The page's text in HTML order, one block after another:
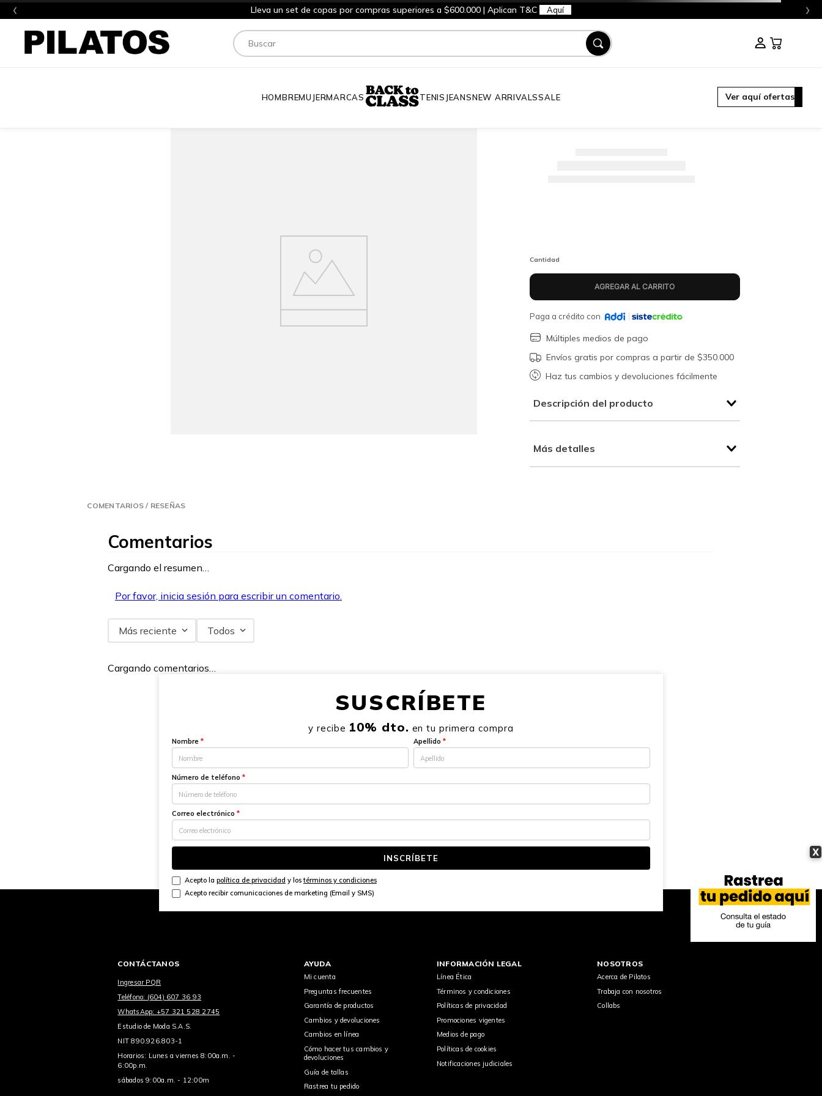
‹ Lleva un set de copas por compras superiores a $600.000 | Aplican T&C Aquí ›
Buscar
HOMBREMUJERMARCAS TENIS JEANSNEW ARRIVALSSALE Ver aquí ofertas
X
Cantidad
Paga a crédito con
Múltiples medios de pago
Envíos gratis por compras a partir de $350.000
Haz tus cambios y devoluciones fácilmente
Descripción del producto
Más detalles
COMENTARIOS / RESEÑAS
Comentarios
Cargando el resumen…
Por favor, inicia sesión para escribir un comentario.
Más reciente Todos
Cargando comentarios…
SUSCRÍBETE
y recibe 10% dto. en tu primera compra
Nombre * Apellido *
Número de teléfono *
Correo electrónico *
INSCRÍBETE
Acepto la política de privacidad y lostérminos y condiciones
Acepto recibir comunicaciones de marketing (Email y SMS)
CONTÁCTANOS
Ingresar PQR
Teléfono: (604) 607 36 93
WhatsApp: +57 321 528 2745
Estudio de Moda S.A.S.
NIT 890.926.803-1
Horarios: Lunes a viernes 8:00a.m. -
6:00p.m.
sábados 9:00a.m. - 12:00m
AYUDA
Mi cuenta
Preguntas frecuentes
Garantía de productos
Cambios y devoluciones
Cambios en línea
Cómo hacer tus cambios y
devoluciones
Guía de tallas
Rastrea tu pedido
INFORMACIÓN LEGAL
Línea Ética
Términos y condiciones
Políticas de privacidad
Promociones vigentes
Medios de pago
Políticas de cookies
Notificaciones judiciales
NOSOTROS
Acerca de Pilatos
Trabaja con nosotros
Collabs